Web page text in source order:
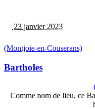
23 janvier 2023
(Montjoie-en-Couserans)
Bartholes
Comme nom de lieu, ce